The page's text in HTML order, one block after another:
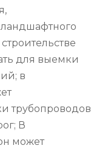
ландшафтного
для выемки
в
трубопроводов
В
может